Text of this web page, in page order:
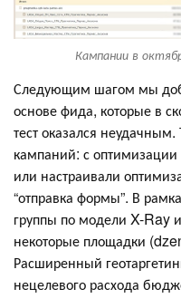
Кампании в
Следующим шагом мы
основе фида, которые в
тест оказался
кампаний: с оптимизации
или настраивали
“отправка формы”. В
группы по модели X-Ray
некоторые площадки
Расширенный
нецелевого расхода